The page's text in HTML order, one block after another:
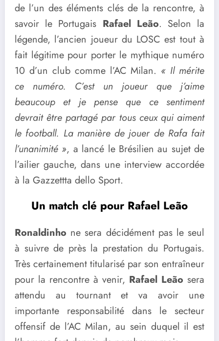
de l’un des éléments clés de la rencontre, à
savoir le Portugais Rafael Leão. Selon la
légende, l’ancien joueur du LOSC est tout à
fait légitime pour porter le mythique numéro
10 d’un club comme l’AC Milan. « Il mérite
ce numéro. C’est un joueur que j’aime
beaucoup et je pense que ce sentiment
devrait être partagé par tous ceux qui aiment
le football. La manière de jouer de Rafa fait
l’unanimité », a lancé le Brésilien au sujet de
l’ailier gauche, dans une interview accordée
à la Gazzettta dello Sport.
Un match clé pour Rafael Leão
Ronaldinho ne sera décidément pas le seul
à suivre de près la prestation du Portugais.
Très certainement titularisé par son entraîneur
pour la rencontre à venir, Rafael Leão sera
attendu au tournant et va avoir une
importante responsabilité dans le secteur
offensif de l’AC Milan, au sein duquel il est